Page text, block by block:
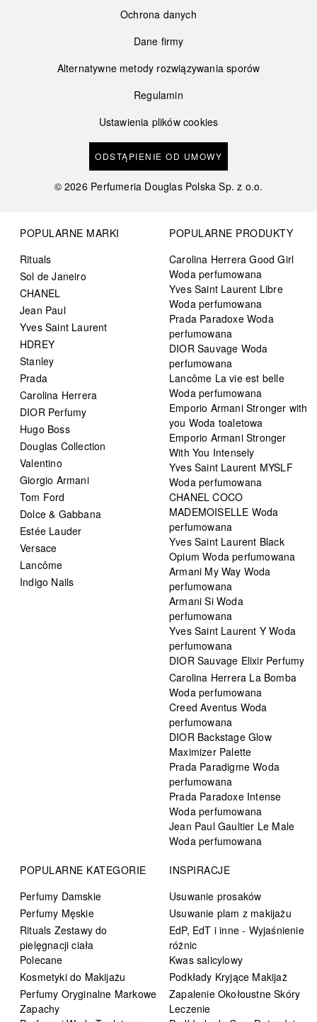
Ochrona danych
Dane firmy
Alternatywne metody rozwiązywania sporów
Regulamin
Ustawienia plików cookies
ODSTĄPIENIE OD UMOWY
©2026 Perfumeria Douglas Polska Sp. z o.o.
POPULARNE MARKI
Rituals
Sol de Janeiro
CHANEL
Jean Paul
Yves Saint Laurent
HDREY
Stanley
Prada
Carolina Herrera
DIOR Perfumy
Hugo Boss
Douglas Collection
Valentino
Giorgio Armani
Tom Ford
Dolce & Gabbana
Estée Lauder
Versace
Lancôme
Indigo Nails
POPULARNE PRODUKTY
Carolina Herrera Good Girl
Woda perfumowana
Yves Saint Laurent Libre
Woda perfumowana
Prada Paradoxe Woda
perfumowana
DIOR Sauvage Woda
perfumowana
Lancôme La vie est belle
Woda perfumowana
Emporio Armani Stronger with
you Woda toaletowa
Emporio Armani Stronger
With You Intensely
Yves Saint Laurent MYSLF
Woda perfumowana
CHANEL COCO
MADEMOISELLE Woda
perfumowana
Yves Saint Laurent Black
Opium Woda perfumowana
Armani My Way Woda
perfumowana
Armani Si Woda
perfumowana
Yves Saint Laurent Y Woda
perfumowana
DIOR Sauvage Elixir Perfumy
Carolina Herrera La Bomba
Woda perfumowana
Creed Aventus Woda
perfumowana
DIOR Backstage Glow
Maximizer Palette
Prada Paradigme Woda
perfumowana
Prada Paradoxe Intense
Woda perfumowana
Jean Paul Gaultier Le Male
Woda perfumowana
POPULARNE KATEGORIE
Perfumy Damskie
Perfumy Męskie
Rituals Zestawy do
pielęgnacji ciała
Polecane
Kosmetyki do Makijażu
Perfumy Oryginalne Markowe
Zapachy
INSPIRACJE
Usuwanie prosaków
Usuwanie plam z makijażu
EdP, EdT i inne - Wyjaśnienie
różnic
Kwas salicylowy
Podkłady Kryjące Makijaż
Zapalenie Okołoustne Skóry
Leczenie